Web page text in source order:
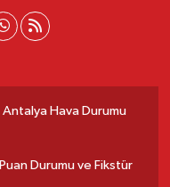
Antalya Hava Durumu
Puan Durumu ve Fikstür